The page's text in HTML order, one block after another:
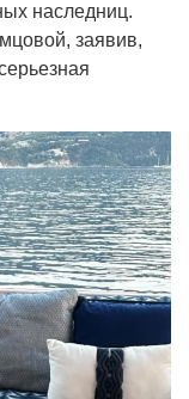
наследниц.
заявив,